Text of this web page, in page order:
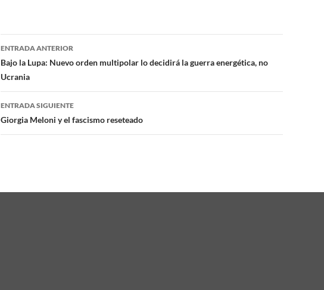
Navegación
de
entradas
ENTRADA ANTERIOR
Bajo la Lupa: Nuevo orden multipolar lo decidirá la guerra energética, no
Ucrania
ENTRADA SIGUIENTE
Giorgia Meloni y el fascismo reseteado